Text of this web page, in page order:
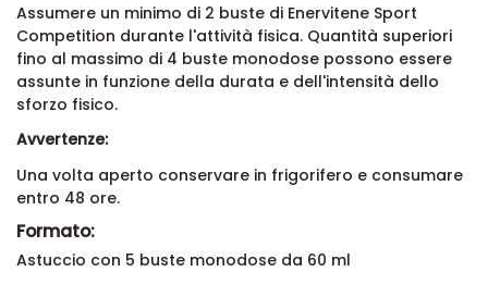
Assumere un minimo di 2 buste di Enervitene Sport
Competition durante l'attività fisica. Quantità superiori
fino al massimo di 4 buste monodose possono essere
assunte in funzione della durata e dell'intensità dello
sforzo fisico.
Avvertenze:
Una volta aperto conservare in frigorifero e consumare
entro 48 ore.
Formato:
Astuccio con 5 buste monodose da 60 ml